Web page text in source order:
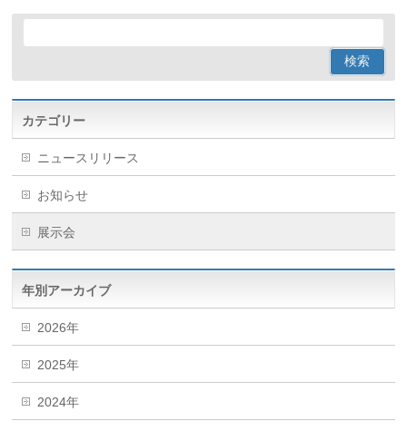
カテゴリー
ニュースリリース
お知らせ
展示会
年別アーカイブ
2026年
2025年
2024年